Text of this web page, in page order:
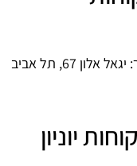
שירות לקוחות יוניון מוטורס – כתובת דואר: יגאל אלון 67, תל אביב
יוניון